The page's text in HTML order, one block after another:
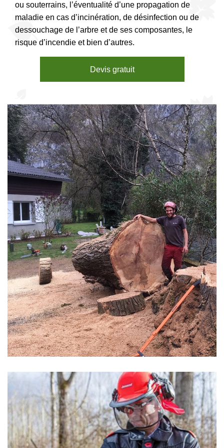
ou souterrains, l’éventualité d’une propagation de
maladie en cas d’incinération, de désinfection ou de
dessouchage de l’arbre et de ses composantes, le
risque d’incendie et bien d’autres.
Devis gratuit